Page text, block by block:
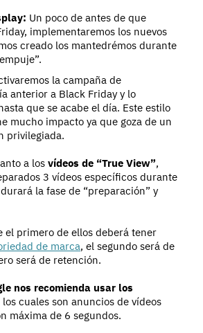
Un poco de antes de que
implementaremos los nuevos
creado los mantedrémos durante
la campaña de
anterior a Black Friday y lo
que se acabe el día. Este estilo
mucho impacto ya que goza de un
privilegiada.
a los vídeos de “True View”,
3 vídeos específicos durante
la fase de “preparación” y
el primero de ellos deberá tener
de marca, el segundo será de
será de retención.
nos recomienda usar los
los cuales son anuncios de vídeos
máxima de 6 segundos.